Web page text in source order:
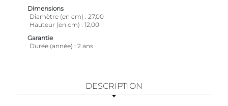
Dimensions
Diamètre (en cm)
27,00
Hauteur (en cm)
12,00
Garantie
Durée (année)
2 ans
DESCRIPTION